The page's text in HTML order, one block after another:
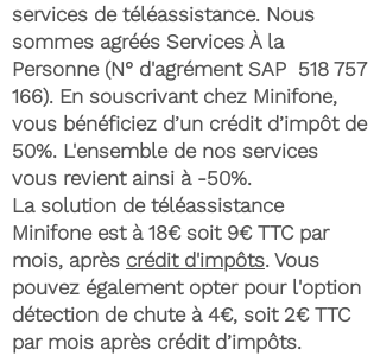
services de téléassistance. Nous
sommes agréés Services À la
Personne (N° d'agrément SAP 518 757
166). En souscrivant chez Minifone,
vous bénéficiez d’un crédit d’impôt de
50%. L'ensemble de nos services
vous revient ainsi à -50%.
La solution de téléassistance
Minifone est à 18€ soit 9€ TTC par
mois, après crédit d'impôts. Vous
pouvez également opter pour l'option
détection de chute à 4€, soit 2€ TTC
par mois après crédit d’impôts.